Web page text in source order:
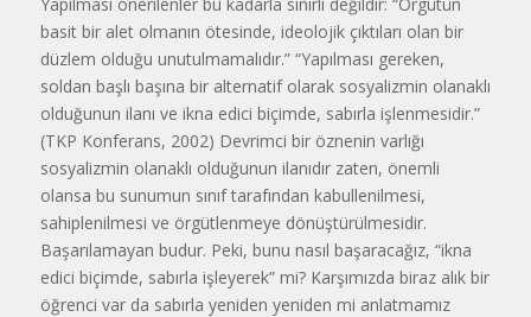
basit bir alet olmanın ötesinde, ideolojik çıktıları olan bir
düzlem olduğu unutulmamalıdır.” “Yapılması gereken,
soldan başlı başına bir alternatif olarak sosyalizmin olanaklı
olduğunun ilanı ve ikna edici biçimde, sabırla işlenmesidir.”
(TKP Konferans, 2002) Devrimci bir öznenin varlığı
sosyalizmin olanaklı olduğunun ilanıdır zaten, önemli
olansa bu sunumun sınıf tarafından kabullenilmesi,
sahiplenilmesi ve örgütlenmeye dönüştürülmesidir.
Başarılamayan budur. Peki, bunu nasıl başaracağız, “ikna
edici biçimde, sabırla işleyerek” mi? Karşımızda biraz alık bir
öğrenci var da sabırla yeniden yeniden mi anlatmamız